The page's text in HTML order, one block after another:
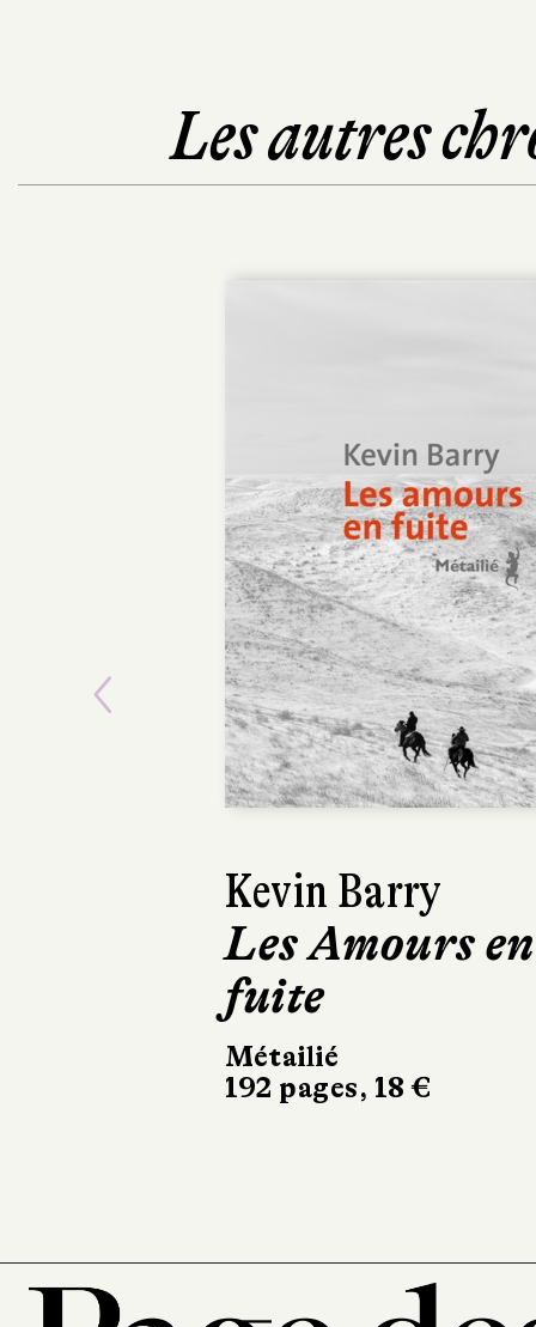
Les autres
Kevin Barry
Les Amours en
fuite
Métailié
192 pages, 18 €
Amira Ghenim
Le Désastre
la maison des
notables
10/18
Previous